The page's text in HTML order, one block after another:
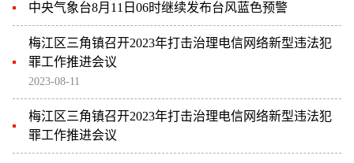
中央气象台8月11日06时继续发布台风蓝色预警
梅江区三角镇召开2023年打击治理电信网络新型违法犯
罪工作推进会议
2023-08-11
梅江区三角镇召开2023年打击治理电信网络新型违法犯
罪工作推进会议